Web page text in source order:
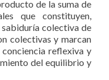
de la suma de
que constituyen,
colectiva de
colectivas y marcan
reflexiva y
del equilibrio y